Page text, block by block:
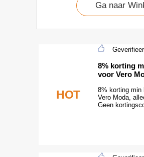
Ga naar
HOT
8% korting
voor Vero
8% korting min
Vero Moda,
Geen